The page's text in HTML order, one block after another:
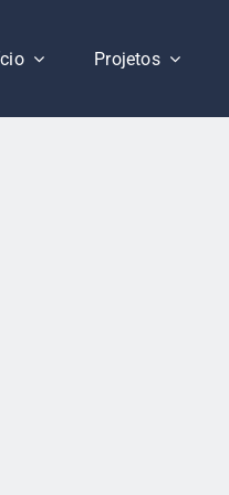
Projetos